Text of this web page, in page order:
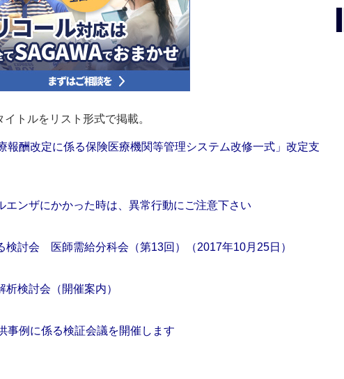
トルをリスト形式で掲載。
酬改定に係る保険医療機関等管理システム改修一式」改定支
エンザにかかった時は、異常行動にご注意下さい
検討会 医師需給分科会（第13回）（2017年10月25日）
検討会（開催案内）
事例に係る検証会議を開催します